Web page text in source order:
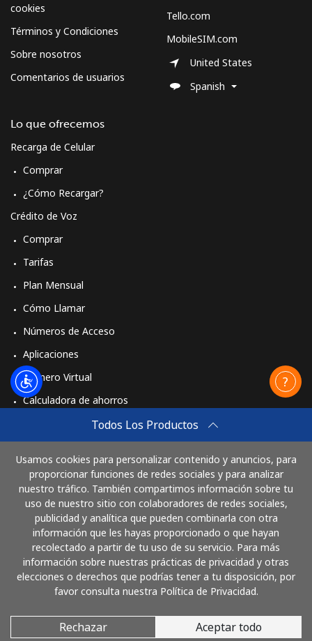
Todos Los Productos
Usamos cookies para personalizar contenido y anuncios, para
proporcionar funciones de redes sociales y para analizar
nuestro tráfico. También compartimos información sobre tu
uso de nuestro sitio con colaboradores de redes sociales,
publicidad y analítica que pueden combinarla con otra
información que les hayas proporcionado o que hayan
recolectado a partir de tu uso de su servicio. Para más
información sobre nuestras prácticas de privacidad y otras
elecciones o derechos que podrías tener a tu disposición, por
favor consulta nuestra Política de Privacidad.
Rechazar Aceptar todo
cookies
Términos y Condiciones
Sobre nosotros
Comentarios de usuarios
Lo que ofrecemos
Recarga de Celular
Comprar
¿Cómo Recargar?
Crédito de Voz
Comprar
Tarifas
Plan Mensual
Cómo Llamar
Números de Acceso
Aplicaciones
Número Virtual
Calculadora de ahorros
Comprar
Cómo funciona
Tello.com
MobileSIM.com
United States
Spanish
Paga con
© 2026 LlamaRepublicaDominicana